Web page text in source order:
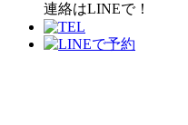
連絡はLINEで！